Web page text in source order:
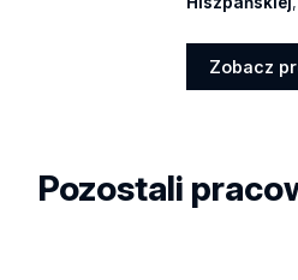
Zobacz
Pozostali